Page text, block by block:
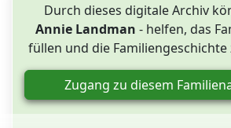
Durch dieses digitale Archiv
Annie Landman - helfen, das
füllen und die Familiengeschichte
Zugang zu diesem